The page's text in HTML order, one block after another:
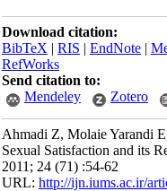
Download citation:
BibTeX|RIS|EndNote|
RefWorks
Send citation to:
Mendeley
Zotero
Ahmadi Z, Molaie Yarandi
Sexual Satisfaction and its
2011; 24 (71) :54-62
URL:http://ijn.iums.ac.ir/